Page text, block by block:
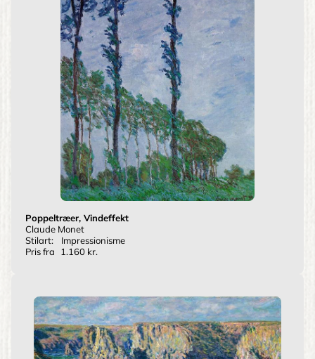
Poppeltræer, Vindeffekt
Claude Monet
Stilart:
Impressionisme
Pris fra
1.160 kr.